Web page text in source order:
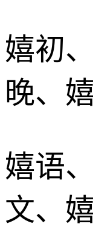
嬉初
晚、
嬉语
文、